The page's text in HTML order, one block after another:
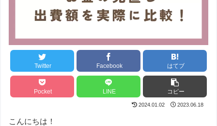
Twitter Facebook はてブ
Pocket LINE コピー
2024.01.02 2023.06.18
こんにちは！